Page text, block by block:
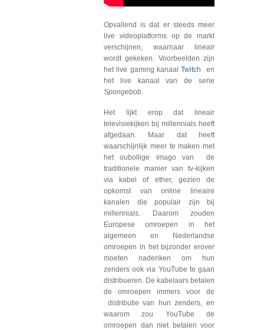
Opvallend is dat er steeds meer
live videoplatforms op de markt
verschijnen, waarnaar lineair
wordt gekeken. Voorbeelden zijn
het live gaming kanaalTwitch en
het live kanaal van de serie
Spongebob.
Het lijkt erop dat lineair
televisiekijken bij millennials heeft
afgedaan. Maar dat heeft
waarschijnlijk meer te maken met
het oubollige imago van de
traditionele manier van tv-kijken
via kabel of ether, gezien de
opkomst van online lineaire
kanalen die populair zijn bij
millennials. Daarom zouden
Europese omroepen in het
algemeen en Nederlandse
omroepen in het bijzonder erover
moeten nadenken om hun
zenders ook via YouTube te gaan
distribueren. De kabelaars betalen
de omroepen immers voor de
distributie van hun zenders, en
waarom zou YouTube de
omroepen dan niet betalen voor